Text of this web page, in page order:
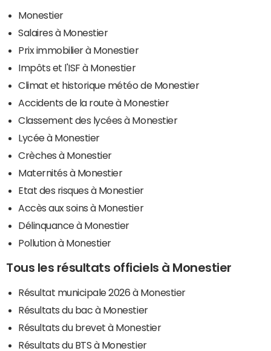
Monestier
Salaires à Monestier
Prix immobilier à Monestier
Impôts et l'ISF à Monestier
Climat et historique météo de Monestier
Accidents de la route à Monestier
Classement des lycées à Monestier
Lycée à Monestier
Crèches à Monestier
Maternités à Monestier
Etat des risques à Monestier
Accès aux soins à Monestier
Délinquance à Monestier
Pollution à Monestier
Tous les résultats officiels à Monestier
Résultat municipale 2026 à Monestier
Résultats du bac à Monestier
Résultats du brevet à Monestier
Résultats du BTS à Monestier